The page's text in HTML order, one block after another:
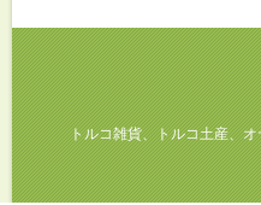
トルコ雑貨、トルコ土産、オヤ・